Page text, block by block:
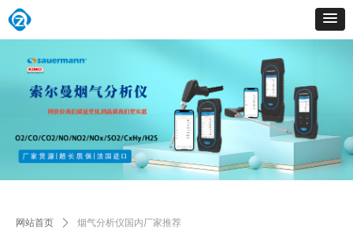
网站首页 ꄲ 烟气分析仪国内厂家推荐